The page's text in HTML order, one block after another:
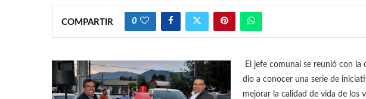
COMPARTIR 0
El jefe comunal se reunió con la
dio a conocer una serie de
mejorar la calidad de vida de los